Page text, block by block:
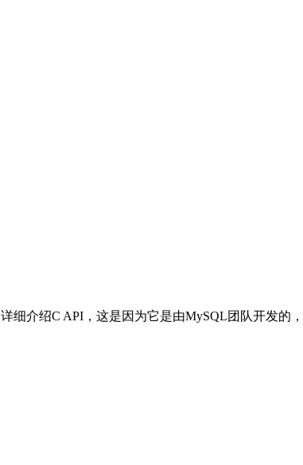
详细介绍C API，这是因为它是由MySQL团队开发的